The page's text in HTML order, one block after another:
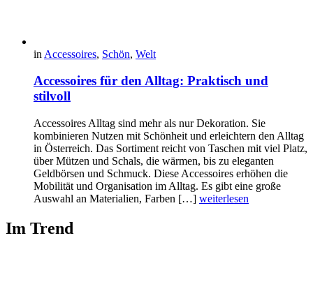
in Accessoires, Schön, Welt
Accessoires für den Alltag: Praktisch und
stilvoll
Accessoires Alltag sind mehr als nur Dekoration. Sie
kombinieren Nutzen mit Schönheit und erleichtern den Alltag
in Österreich. Das Sortiment reicht von Taschen mit viel Platz,
über Mützen und Schals, die wärmen, bis zu eleganten
Geldbörsen und Schmuck. Diese Accessoires erhöhen die
Mobilität und Organisation im Alltag. Es gibt eine große
Auswahl an Materialien, Farben […] weiterlesen
Im Trend